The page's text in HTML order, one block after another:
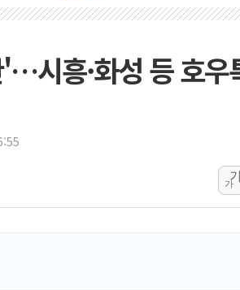
러, 1인칭시점 드론으로
'월가의 황제' 다이먼 "금융
양주 섬유염색공장서 화재
우크라 드론 전술, 중남미
동해해경, 독도 해상서 부유
시흥·화성 등 호우
가